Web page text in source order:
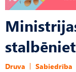
Druva Sabiedrība